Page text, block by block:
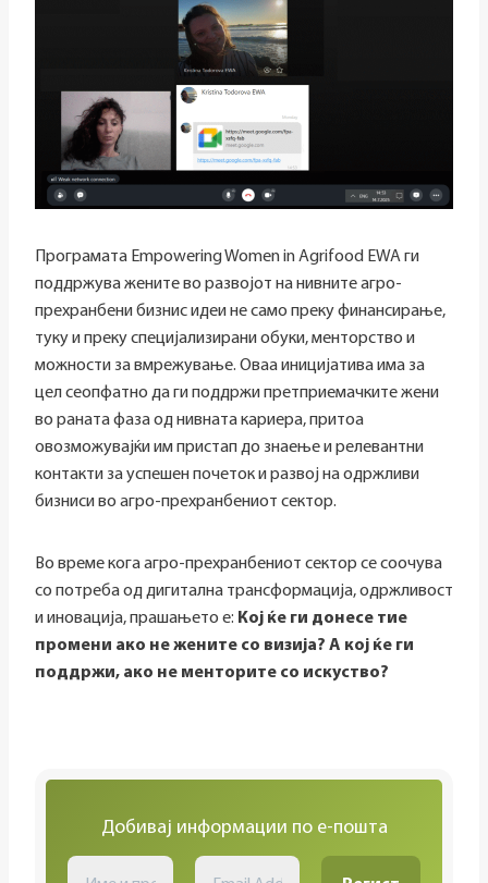
Програмата Empowering Women in Agrifood EWA ги
поддржува жените во развојот на нивните агро-
прехранбени бизнис идеи не само преку финансирање,
туку и преку специјализирани обуки, менторство и
можности за вмрежување. Оваа иницијатива има за
цел сеопфатно да ги поддржи претприемачките жени
во раната фаза од нивната кариера, притоа
овозможувајќи им пристап до знаење и релевантни
контакти за успешен почеток и развој на одржливи
бизниси во агро-прехранбениот сектор.
Во време кога агро-прехранбениот сектор се соочува
со потреба од дигитална трансформација, одржливост
и иновација, прашањето е: Кој ќе ги донесе тие
промени ако не жените со визија? А кој ќе ги
поддржи, ако не менторите со искуство?
Добивај информации по е-пошта